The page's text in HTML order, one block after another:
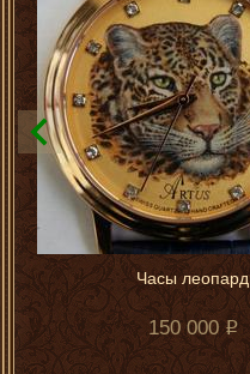
Часы леопард
150 000